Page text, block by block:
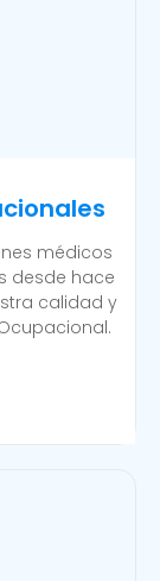
médicos
desde hace
calidad y